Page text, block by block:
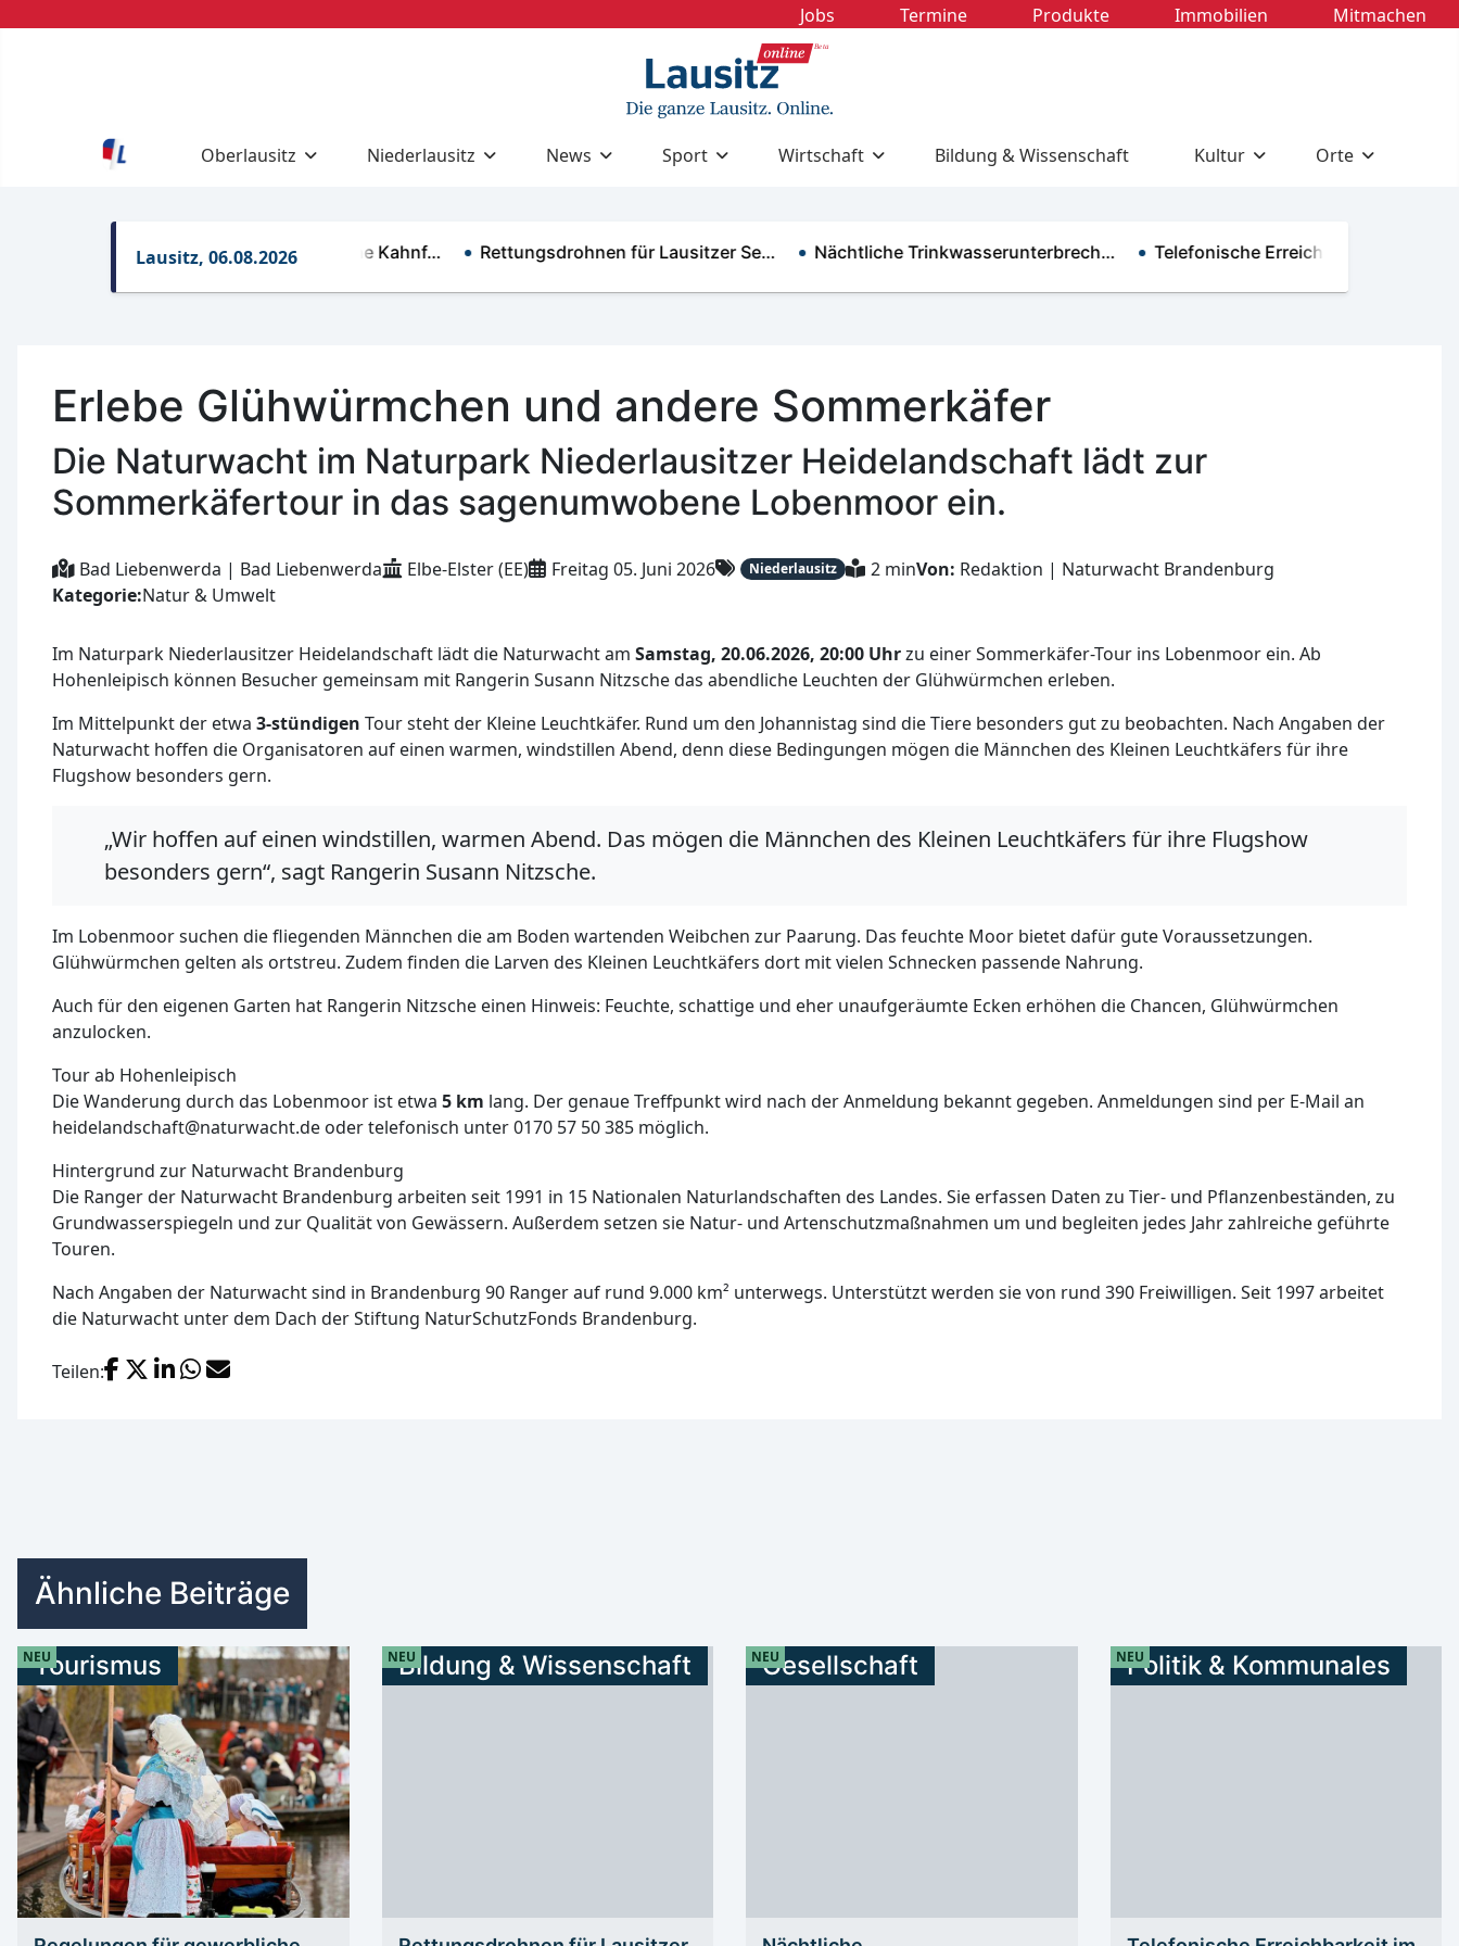
Jobs Termine Produkte Immobilien Mitmachen
Oberlausitz Niederlausitz News Sport Wirtschaft Bildung & Wissenschaft Kultur Orte
Lausitz, 06.08.2026
Regelungen für gewerbliche Kahnf… Rettungsdrohnen für Lausitzer Se… Nächtliche Trinkwasserunterbrech… Telefonische Erreichbarkeit im R…
Erlebe Glühwürmchen und andere Sommerkäfer
Die Naturwacht im Naturpark Niederlausitzer Heidelandschaft lädt zur
Sommerkäfertour in das sagenumwobene Lobenmoor ein.
Bad Liebenwerda | Bad Liebenwerda Elbe-Elster (EE) Freitag 05. Juni 2026 Niederlausitz 2 minVon: Redaktion | Naturwacht Brandenburg
Kategorie:Natur & Umwelt
Im Naturpark Niederlausitzer Heidelandschaft lädt die Naturwacht am Samstag, 20.06.2026, 20:00 Uhrzu einer Sommerkäfer-Tour ins Lobenmoor ein. Ab
Hohenleipisch können Besucher gemeinsam mit Rangerin Susann Nitzsche das abendliche Leuchten der Glühwürmchen erleben.
Im Mittelpunkt der etwa 3-stündigen Tour steht der Kleine Leuchtkäfer. Rund um den Johannistag sind die Tiere besonders gut zu beobachten. Nach Angaben der
Naturwacht hoffen die Organisatoren auf einen warmen, windstillen Abend, denn diese Bedingungen mögen die Männchen des Kleinen Leuchtkäfers für ihre
Flugshow besonders gern.
„Wir hoffen auf einen windstillen, warmen Abend. Das mögen die Männchen des Kleinen Leuchtkäfers für ihre Flugshow
besonders gern“, sagt Rangerin Susann Nitzsche.
Im Lobenmoor suchen die fliegenden Männchen die am Boden wartenden Weibchen zur Paarung. Das feuchte Moor bietet dafür gute Voraussetzungen.
Glühwürmchen gelten als ortstreu. Zudem finden die Larven des Kleinen Leuchtkäfers dort mit vielen Schnecken passende Nahrung.
Auch für den eigenen Garten hat Rangerin Nitzsche einen Hinweis: Feuchte, schattige und eher unaufgeräumte Ecken erhöhen die Chancen, Glühwürmchen
anzulocken.
Tour ab Hohenleipisch
Die Wanderung durch das Lobenmoor ist etwa 5 km lang. Der genaue Treffpunkt wird nach der Anmeldung bekannt gegeben. Anmeldungen sind per E-Mail an
heidelandschaft@naturwacht.de oder telefonisch unter 0170 57 50 385 möglich.
Hintergrund zur Naturwacht Brandenburg
Die Ranger der Naturwacht Brandenburg arbeiten seit 1991 in 15 Nationalen Naturlandschaften des Landes. Sie erfassen Daten zu Tier- und Pflanzenbeständen, zu
Grundwasserspiegeln und zur Qualität von Gewässern. Außerdem setzen sie Natur- und Artenschutzmaßnahmen um und begleiten jedes Jahr zahlreiche geführte
Touren.
Nach Angaben der Naturwacht sind in Brandenburg 90 Ranger auf rund 9.000 km² unterwegs. Unterstützt werden sie von rund 390 Freiwilligen. Seit 1997 arbeitet
die Naturwacht unter dem Dach der Stiftung NaturSchutzFonds Brandenburg.
Teilen: Facebook
X (Twitter)
LinkedIn
WhatsApp
Ähnliche Beiträge
Tourismus
NEU Bildung & Wissenschaft
NEU Gesellschaft
NEU Politik & Kommunales
NEU